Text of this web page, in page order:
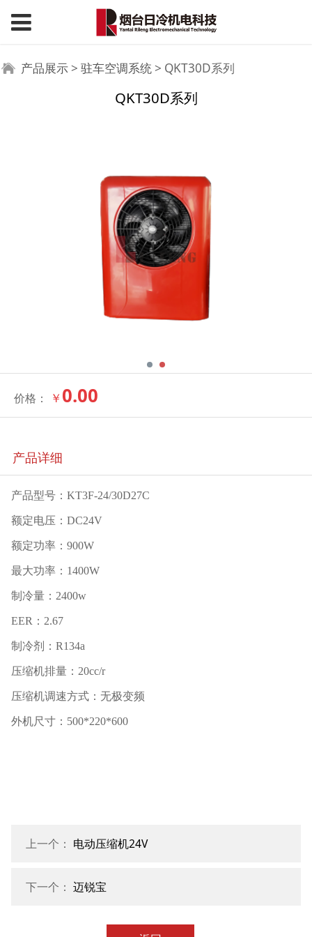
QKT30D系列
产品展示 > 驻车空调系统 > QKT30D系列
QKT30D系列
价格： ￥ 0.00
产品详细
产品型号：KT3F-24/30D27C
额定电压：DC24V
额定功率：900W
最大功率：1400W
制冷量：2400w
EER：2.67
制冷剂：R134a
压缩机排量：20cc/r
压缩机调速方式：无极变频
外机尺寸：500*220*600
上一个： 电动压缩机24V
下一个： 迈锐宝